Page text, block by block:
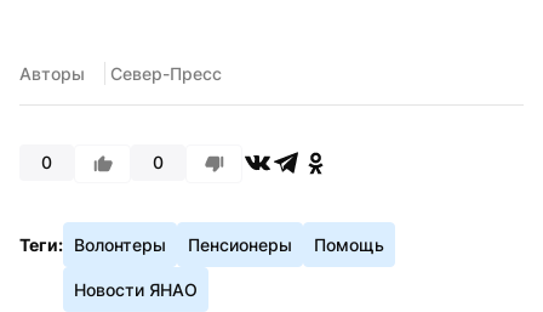
Авторы Север-Пресс
0 0
Теги: Волонтеры Пенсионеры Помощь
Новости ЯНАО